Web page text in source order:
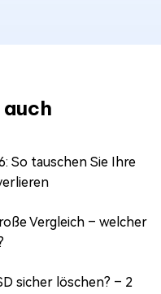
auch
So tauschen Sie Ihre
Vergleich – welcher
sicher löschen? – 2